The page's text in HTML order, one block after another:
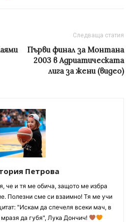
Следваща статия
Първи финал за Монтана
2003 в Адриатическата
лига за жени (видео)
Петрова
че и тя ме обича, защото ме избра
Полезни сме си взаимно! Тя ме учи
"Искам да спечеля всеки мач, в
мразя да губя", Лука Дончич!